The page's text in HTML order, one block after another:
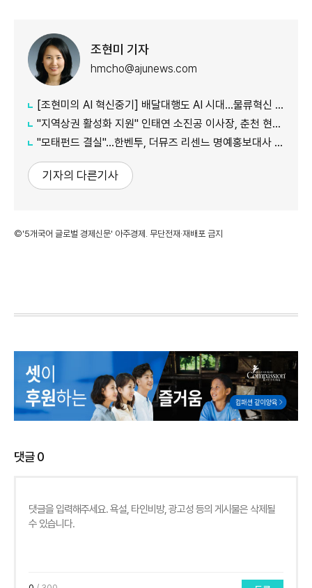
조현미 기자
hmcho@ajunews.com
[조현미의 AI 혁신중기] 배달대행도 AI 시대…물류혁신 선도하는 부릉
"지역상권 활성화 지원" 인태연 소진공 이사장, 춘천 현장방문
"모태펀드 결실"…한벤투, 더뮤즈 리센느 명예홍보대사 임명
기자의 다른기사
©'5개국어 글로벌 경제신문' 아주경제. 무단전재·재배포 금지
댓글0